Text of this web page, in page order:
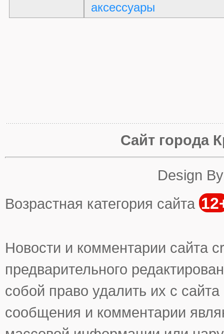
аксессуары
Сайт города
Design
Возрастная категория сайта
Новости и комментарии сайта
предварительного
собой право удалить их с
сообщения и комментарии